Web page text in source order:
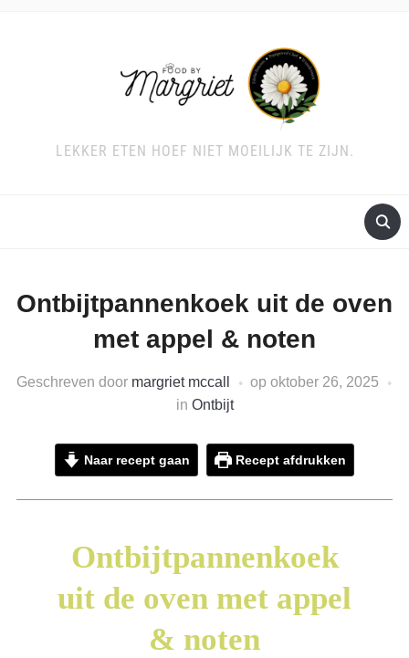
LEKKER ETEN HOEF NIET MOEILIJK TE ZIJN.
Ontbijtpannenkoek uit de oven
met appel & noten
Geschreven door margriet mccall op oktober 26, 2025
in Ontbijt
Naar recept gaan Recept afdrukken
Ontbijtpannenkoek
uit de oven met appel
& noten